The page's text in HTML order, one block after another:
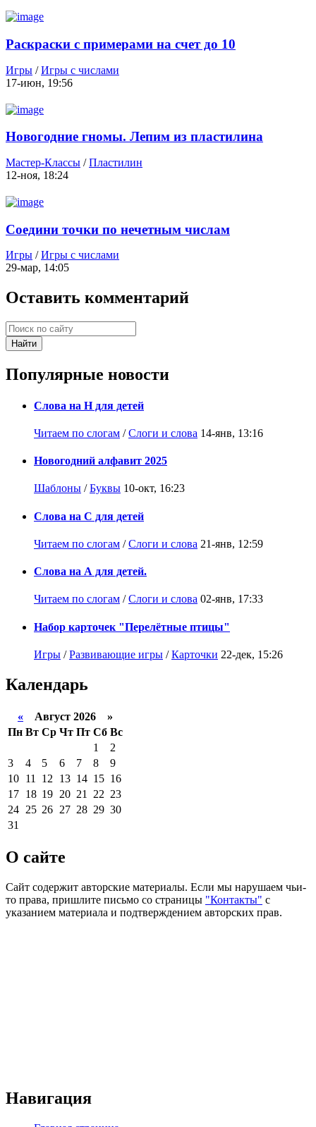
Раскраски с примерами на счет до 10
Игры /Игры с числами
17-июн, 19:56
Новогодние гномы. Лепим из пластилина
Мастер-Классы /Пластилин
12-ноя, 18:24
Соедини точки по нечетным числам
Игры /Игры с числами
29-мар, 14:05
Оставить комментарий
Найти
Популярные новости
Слова на Н для детей
Читаем по слогам /Слоги и слова 14-янв, 13:16
Новогодний алфавит 2025
Шаблоны /Буквы 10-окт, 16:23
Слова на С для детей
Читаем по слогам /Слоги и слова 21-янв, 12:59
Слова на А для детей.
Читаем по слогам /Слоги и слова 02-янв, 17:33
Набор карточек "Перелётные птицы"
Игры /Развивающие игры /Карточки 22-дек, 15:26
Календарь
« Август 2026 »
Пн Вт Ср Чт Пт Сб Вс
1
2
3
4 5 6 7 8
9
10 11 12 13 14 15 16
17 18 19 20 21 22 23
24 25 26 27 28 29 30
31
О сайте
Сайт содержит авторские материалы. Если мы нарушаем чьи-
то права, пришлите письмо со страницы "Контакты" с
указанием материала и подтверждением авторских прав.
Навигация